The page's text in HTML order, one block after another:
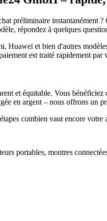
préliminaire
répondez à quelques
et bien d'autres
est traité rapidement par
et équitable. Vous
en argent – nous offrons un
combien vaut encore votre
portables, montres